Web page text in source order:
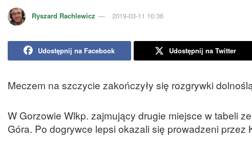
Ryszard Rachlewicz 2019-03-11 10:36
Udostępnij na Facebook Udostępnij na Twitter
Meczem na szczycie zakończyły się rozgrywki
W Gorzowie Wlkp. zajmujący drugie miejsce w tabeli
Góra. Po dogrywce lepsi okazali się prowadzeni